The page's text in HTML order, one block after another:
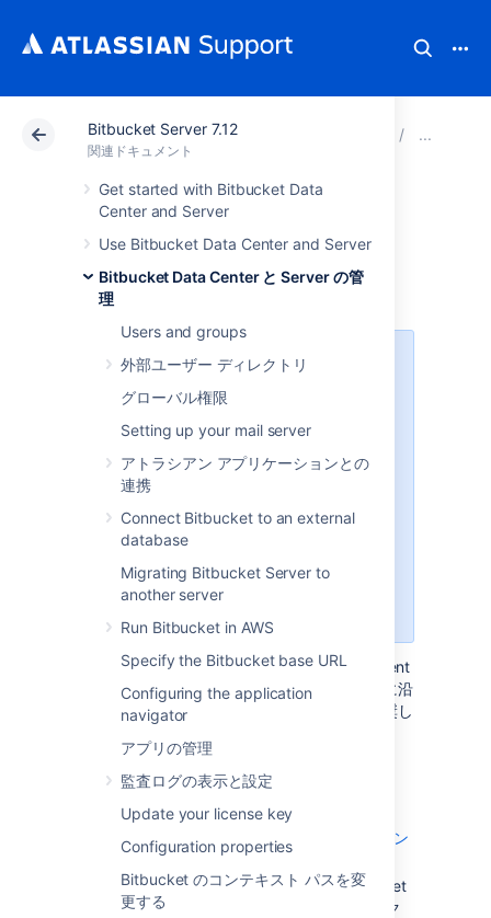
Bitbucket Server 7.12
関連ドキュメント
Get started with Bitbucket Data
Center and Server
Use Bitbucket Data Center and Server
Bitbucket Data Center と Server の管
理
Users and groups
外部ユーザー ディレクトリ
グローバル権限
Setting up your mail server
アトラシアン アプリケーションとの
連携
Connect Bitbucket to an external
database
Migrating Bitbucket Server to
another server
Run Bitbucket in AWS
Specify the Bitbucket base URL
Configuring the application
navigator
アプリの管理
監査ログの表示と設定
Update your license key
Configuration properties
Bitbucket のコンテキスト パスを変
更する
アトラシアン サポート Bitbucket
Bitbucket Server
Backup Client
Backup Client に Bitbucket Data
Bitbucket Server Backup Client に
は、クラスタ化された Bitbucket
Data Center インスタンスとの互換
性はありません (シングル ノードに
切り替えた場合も同様)。
To back up a clustered Bitbucket
Data Center instance, you need to
use the
このページでは Bitbucket Server Backup Client
の使用について説明します。会社のポリシーに沿
ったデータ復旧計画を確立することを強く推奨し
Bitbucket Server Backup Client を
ダウン
ロードします。
クライアントを、サーバー上の Bitbucket
Server インスタンスが存在するディレク